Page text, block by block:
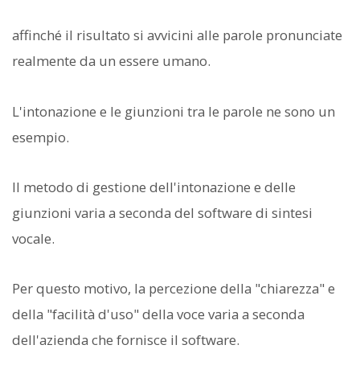
affinché il risultato si avvicini alle parole pronunciate
realmente da un essere umano.
L'intonazione e le giunzioni tra le parole ne sono un
esempio.
Il metodo di gestione dell'intonazione e delle
giunzioni varia a seconda del software di sintesi
vocale.
Per questo motivo, la percezione della "chiarezza" e
della "facilità d'uso" della voce varia a seconda
dell'azienda che fornisce il software.